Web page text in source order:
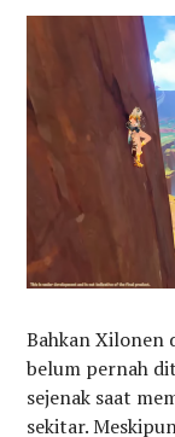
Bahkan Xilonen
belum pernah
sejenak saat
sekitar.